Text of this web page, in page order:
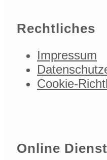
Rechtliches
Impressum
Cookie-
Online